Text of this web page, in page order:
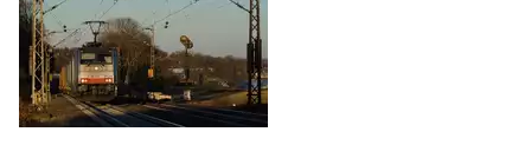
Güterzüge (sonstige)
Kessel- und Silozüge
KLV Containerzüge
KLV Sattelauflieger-Züge